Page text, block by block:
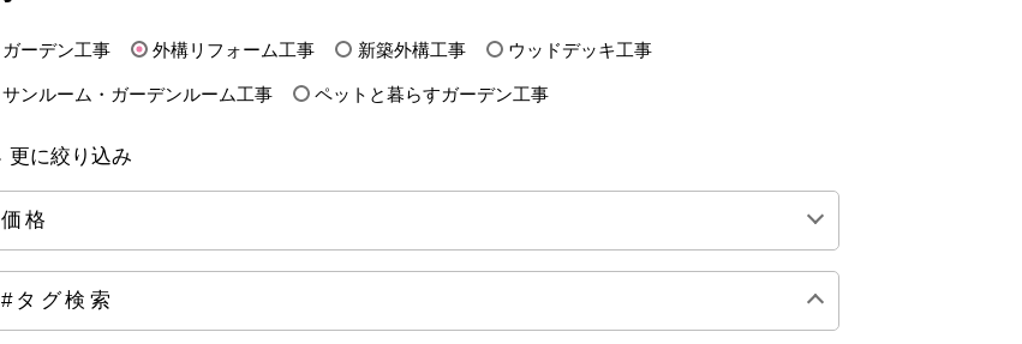
ガーデン工事 外構リフォーム工事 新築外構工事 ウッドデッキ工事
サンルーム・ガーデンルーム工事 ペットと暮らすガーデン工事
更に絞り込み
価格
全ての価格帯
250万円前後 300万円前後 500万円～
#タグ検索